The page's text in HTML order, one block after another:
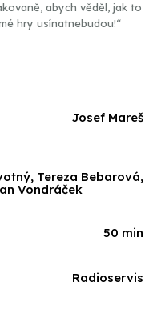
abych věděl, jak to
hry usínatnebudou!“
Josef Mareš
Tereza Bebarová,
Vondráček
50 min
Radioservis